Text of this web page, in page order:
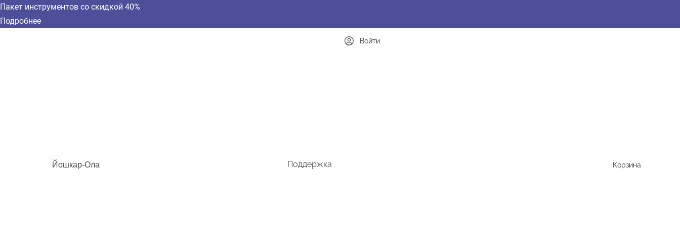
Пакет инструментов со скидкой 40%
Подробнее
Йошкар-Ола Поддержка
Войти
Корзина